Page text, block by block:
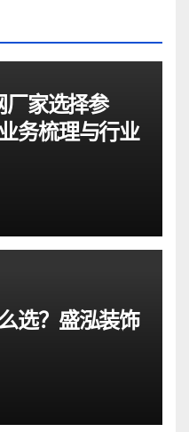
家选择参
务梳理与行业
选？盛泓装饰